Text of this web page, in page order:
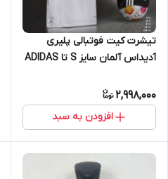
تیشرت کیت فوتبالی پلیری
آدیداس آلمان سایز S تا ADIDAS
2,998,000
افزودن به سبد